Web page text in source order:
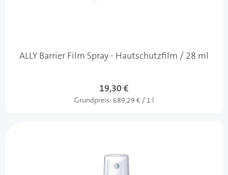
ALLY Barrier Film Spray - Hautschutzfilm / 28 ml
19,30 €
Grundpreis: 689,29 € / 1 l